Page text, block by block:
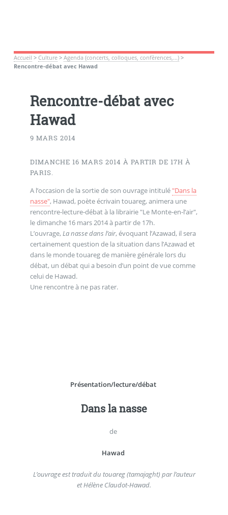
Accueil > Culture> Agenda (concerts, colloques, confèrences,...)>
Rencontre-débat avec Hawad
Rencontre-débat avec
Hawad
9 MARS 2014
DIMANCHE 16 MARS 2014 À PARTIR DE 17H À
PARIS.
A l’occasion de la sortie de son ouvrage intitulé "Dans la
nasse", Hawad, poète écrivain touareg, animera une
rencontre-lecture-débat à la librairie "Le Monte-en-l’air",
le dimanche 16 mars 2014 à partir de 17h.
L’ouvrage, La nasse dans l’air, évoquant l’Azawad, il sera
certainement question de la situation dans l’Azawad et
dans le monde touareg de manière générale lors du
débat, un débat qui a besoin d’un point de vue comme
celui de Hawad.
Une rencontre à ne pas rater.
Présentation/lecture/débat
Dans la nasse
de
Hawad
L’ouvrage est traduit du touareg (tamajaght) par l’auteur
et Hélène Claudot-Hawad.